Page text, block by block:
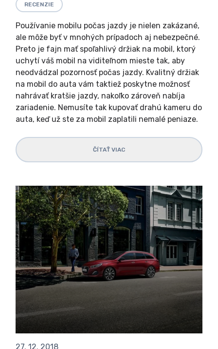
RECENZIE
Používanie mobilu počas jazdy je nielen zakázané,
ale môže byť v mnohých prípadoch aj nebezpečné.
Preto je fajn mať spoľahlivý držiak na mobil, ktorý
uchytí váš mobil na viditeľnom mieste tak, aby
neodvádzal pozornosť počas jazdy. Kvalitný držiak
na mobil do auta vám taktiež poskytne možnosť
nahrávať kratšie jazdy, nakoľko zároveň nabíja
zariadenie. Nemusíte tak kupovať drahú kameru do
auta, keď už ste za mobil zaplatili nemalé peniaze.
ČÍTAŤ VIAC
27. 12. 2018